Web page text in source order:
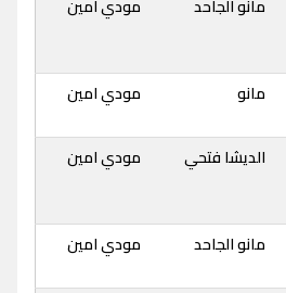
مانو الجاحد مودي امين
مانو مودي امين
الديشا فتحي مودي امين
مانو الجاحد مودي امين